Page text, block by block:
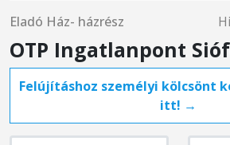
Eladó Ház- házrész
OTP Ingatlanpont
Felújításhoz személyi kölcsönt
itt! →